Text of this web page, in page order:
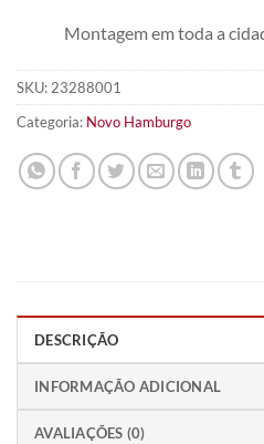
Montagem em toda a
SKU: 23288001
Categoria: Novo Hamburgo
DESCRIÇÃO
INFORMAÇÃO ADICIONAL
AVALIAÇÕES (0)